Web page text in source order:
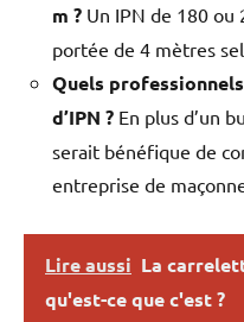
m ? Un IPN de 180
portée de 4 mètres
Quels
d’IPN ? En plus d’un
serait bénéfique de
entreprise de
Lire aussi La
qu'est-ce que c'est ?